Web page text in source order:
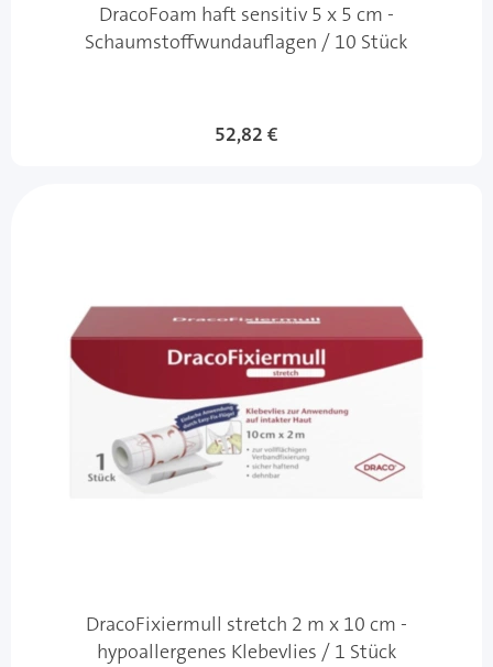
DracoFoam haft sensitiv 5 x 5 cm -
Schaumstoffwundauflagen / 10 Stück
52,82 €
DracoFixiermull stretch 2 m x 10 cm -
hypoallergenes Klebevlies / 1 Stück